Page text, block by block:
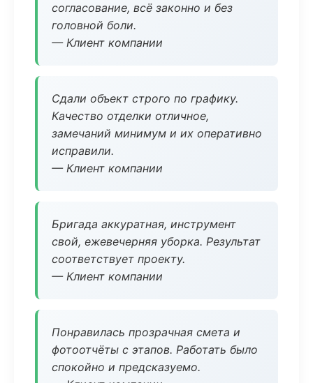
согласование, всё законно и без
головной боли.
— Клиент компании
Сдали объект строго по графику.
Качество отделки отличное,
замечаний минимум и их оперативно
исправили.
— Клиент компании
Бригада аккуратная, инструмент
свой, ежевечерняя уборка. Результат
соответствует проекту.
— Клиент компании
Понравилась прозрачная смета и
фотоотчёты с этапов. Работать было
спокойно и предсказуемо.